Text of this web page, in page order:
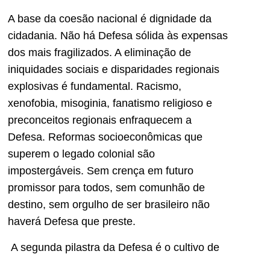
A base da coesão nacional é dignidade da
cidadania. Não há Defesa sólida às expensas
dos mais fragilizados. A eliminação de
iniquidades sociais e disparidades regionais
explosivas é fundamental. Racismo,
xenofobia, misoginia, fanatismo religioso e
preconceitos regionais enfraquecem a
Defesa. Reformas socioeconômicas que
superem o legado colonial são
impostergáveis. Sem crença em futuro
promissor para todos, sem comunhão de
destino, sem orgulho de ser brasileiro não
haverá Defesa que preste.
A segunda pilastra da Defesa é o cultivo de